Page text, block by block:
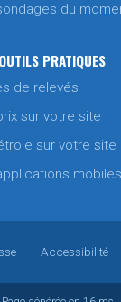
du
OUTILS PRATIQUES
de relevés
sur votre site
sur votre site
mobiles
Accessibilité